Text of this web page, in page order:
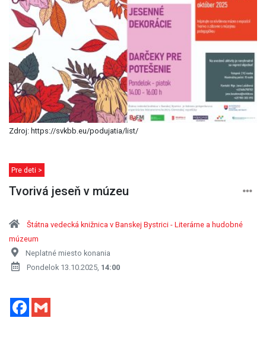
Zdroj: https://svkbb.eu/podujatia/list/
Pre deti >
Tvorivá jeseň v múzeu
Štátna vedecká knižnica v Banskej Bystrici - Literárne a hudobné
múzeum
Neplatné miesto konania
Pondelok 13.10.2025, 14:00
Facebook